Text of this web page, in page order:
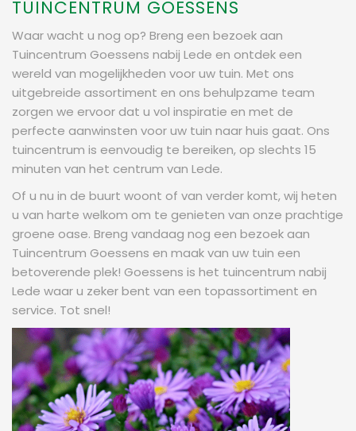
TUINCENTRUM GOESSENS
Waar wacht u nog op? Breng een bezoek aan
Tuincentrum Goessens nabij Lede en ontdek een
wereld van mogelijkheden voor uw tuin. Met ons
uitgebreide assortiment en ons behulpzame team
zorgen we ervoor dat u vol inspiratie en met de
perfecte aanwinsten voor uw tuin naar huis gaat. Ons
tuincentrum is eenvoudig te bereiken, op slechts 15
minuten van het centrum van Lede.
Of u nu in de buurt woont of van verder komt, wij heten
u van harte welkom om te genieten van onze prachtige
groene oase. Breng vandaag nog een bezoek aan
Tuincentrum Goessens en maak van uw tuin een
betoverende plek! Goessens is het tuincentrum nabij
Lede waar u zeker bent van een topassortiment en
service. Tot snel!